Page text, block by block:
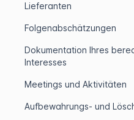
Lieferanten
Folgenabschätzungen
Dokumentation Ihres
Interesses
Meetings und Aktivitäten
Aufbewahrungs- und